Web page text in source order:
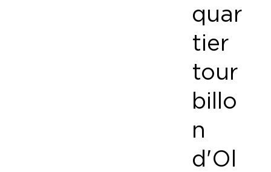
quar
tier
tour
billo
n
d'Ol